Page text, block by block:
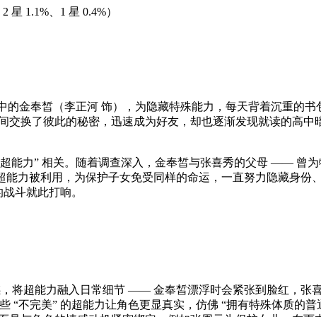
星 1.1%、1 星 0.4%）
的金奉皙（李正河 饰），为隐藏特殊能力，每天背着沉重的
换了彼此的秘密，迅速成为好友，却也逐渐发现就读的高
能力” 相关。随着调查深入，金奉皙与张喜秀的父母 —— 曾
力被利用，为保护子女免受同样的命运，一直努力隐藏身份
斗就此打响。
，将超能力融入日常细节 —— 金奉皙漂浮时会紧张到脸红，张
“不完美” 的超能力让角色更显真实，仿佛 “拥有特殊体质的普